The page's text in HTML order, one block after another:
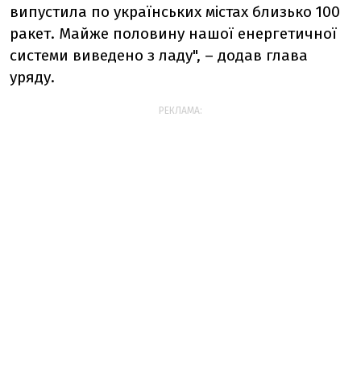
випустила по українських містах близько 100
ракет. Майже половину нашої енергетичної
системи виведено з ладу", – додав глава
уряду.
РЕКЛАМА: